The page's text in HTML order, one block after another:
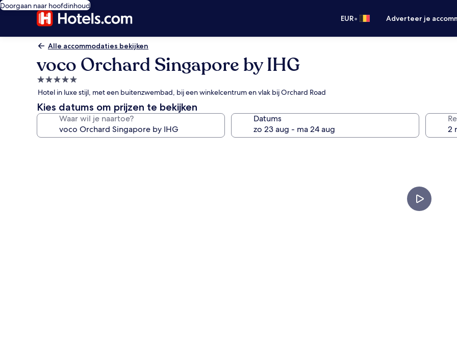
Doorgaan naar hoofdinhoud
EUR• Adverteer je
Alle accommodaties bekijken
voco Orchard Singapore by IHG
5.0-
sterrenaccommodatie
Hotel in luxe stijl, met een buitenzwembad, bij een winkelcentrum en vlak bij Orchard Road
Kies datums om prijzen te bekijken
Waar wil je naartoe? Datums